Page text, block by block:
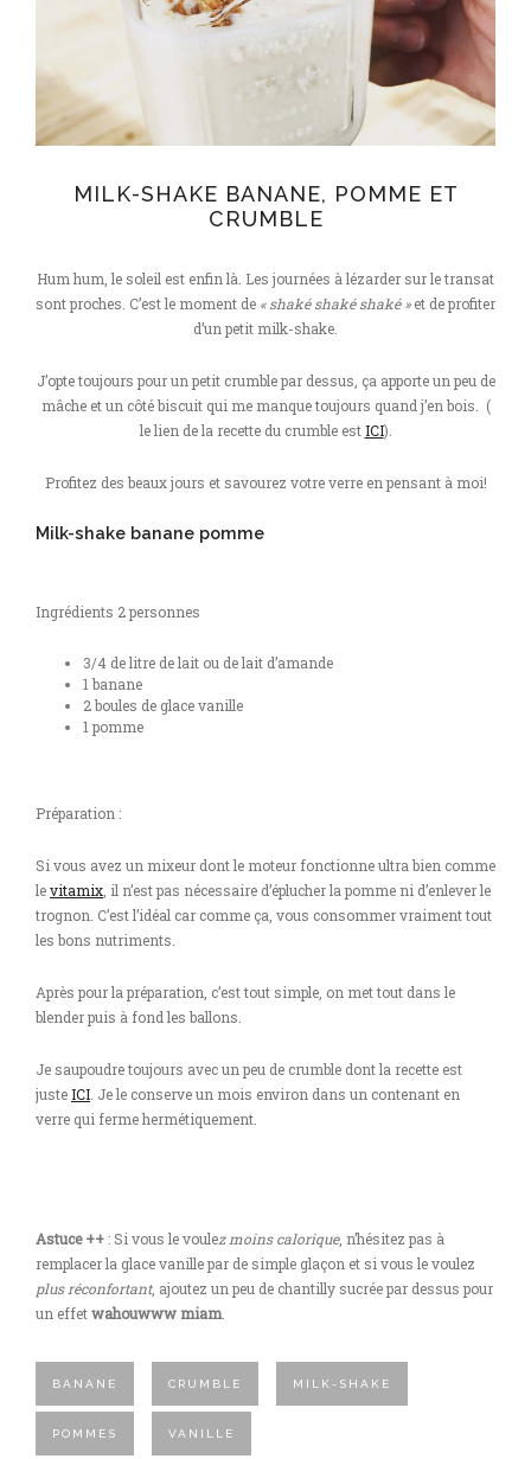
MILK-SHAKE BANANE, POMME ET
CRUMBLE
Hum hum, le soleil est enfin là. Les journées à lézarder sur le transat
sont proches. C’est le moment de « shaké shaké shaké »et de profiter
d’un petit milk-shake.
J’opte toujours pour un petit crumble par dessus, ça apporte un peu de
mâche et un côté biscuit qui me manque toujours quand j’en bois. (
le lien de la recette du crumble estICI).
Profitez des beaux jours et savourez votre verre en pensant à moi!
Milk-shake banane pomme
Ingrédients 2 personnes
3/4 de litre de lait ou de lait d’amande
1 banane
2 boules de glace vanille
1 pomme
Préparation :
Si vous avez un mixeur dont le moteur fonctionne ultra bien comme
levitamix, il n’est pas nécessaire d’éplucher la pomme ni d’enlever le
trognon. C’est l’idéal car comme ça, vous consommer vraiment tout
les bons nutriments.
Après pour la préparation, c’est tout simple, on met tout dans le
blender puis à fond les ballons.
Je saupoudre toujours avec un peu de crumble dont la recette est
justeICI. Je le conserve un mois environ dans un contenant en
verre qui ferme hermétiquement.
Astuce ++ : Si vous le voulez moins calorique, n’hésitez pas à
remplacer la glace vanille par de simple glaçon et si vous le voulez
plus réconfortant, ajoutez un peu de chantilly sucrée par dessus pour
un effetwahouwww miam.
BANANE CRUMBLE MILK-SHAKE
POMMES VANILLE